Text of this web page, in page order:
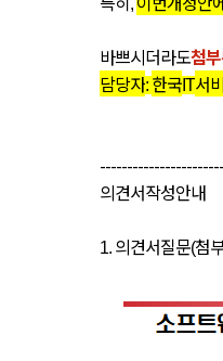
,
바쁘시더라도첨
담당자: 한국IT서
의견서작성안내
1. 의견서질문(첨